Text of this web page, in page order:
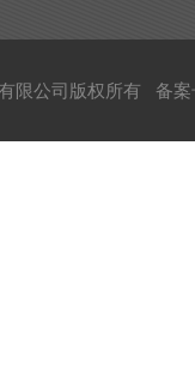
限公司版权所有 备案